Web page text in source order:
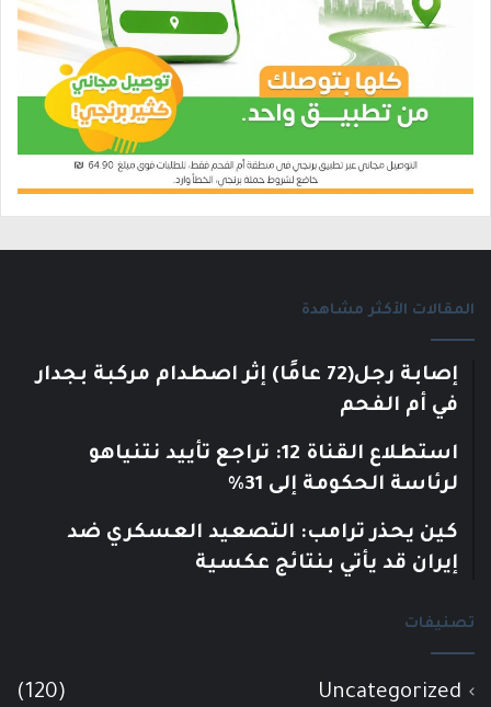
المقالات الأكثر مشاهدة
إصابة رجل(72 عامًا) إثر اصطدام مركبة بجدار
في أم الفحم
استطلاع القناة 12: تراجع تأييد نتنياهو
لرئاسة الحكومة إلى 31%
كين يحذر ترامب: التصعيد العسكري ضد
إيران قد يأتي بنتائج عكسية
تصنيفات
Uncategorized
(120)